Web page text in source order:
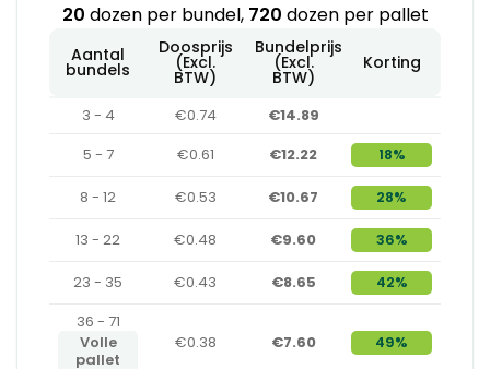
20 dozen per bundel, 720 dozen per pallet
Aantal
bundels
Doosprijs
(Excl.
BTW)
Bundelprijs
(Excl.
BTW)
Korting
3 - 4 €0.74
€14.89
5 - 7
€0.61 €12.22 18%
8 - 12 €0.53 €10.67 28%
13 - 22 €0.48 €9.60 36%
23 - 35 €0.43 €8.65
42%
36 - 71
Volle
pallet
€0.38 €7.60 49%